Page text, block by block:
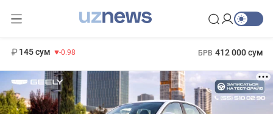
145 сум -0.98 БРВ 412 000 сум